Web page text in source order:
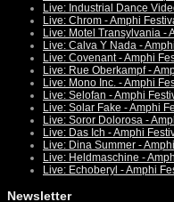
Live: Industrial Dance
Live: Chrom - Amphi
Live: Motel Transylvania -
Live: Calva Y Nada -
Live: Covenant - Amphi
Live: Rue Oberkampf -
Live: Mono Inc. - Amphi
Live: Selofan - Amphi
Live: Solar Fake - Amphi
Live: Soror Dolorosa -
Live: Das Ich - Amphi
Live: Dina Summer -
Live: Heldmaschine -
Live: Echoberyl - Amphi
Newsletter